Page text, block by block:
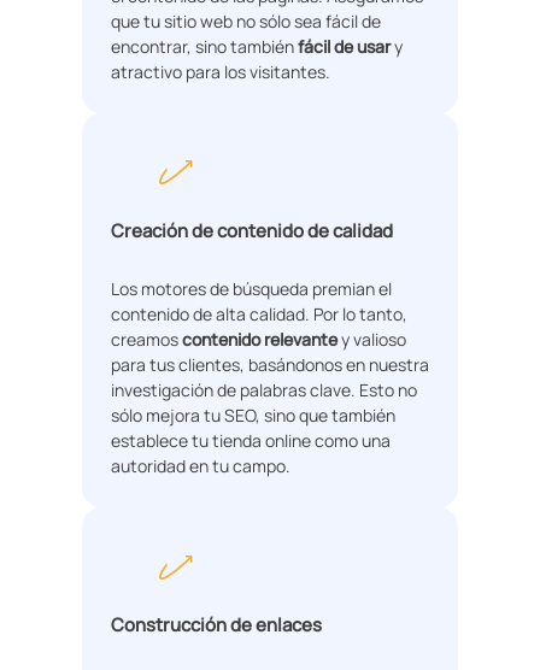
que tu sitio web no sólo sea fácil de
encontrar, sino tambiénfácil de usary
atractivo para los visitantes.
Creación de contenido de calidad
Los motores de búsqueda premian el
contenido de alta calidad. Por lo tanto,
creamoscontenido relevantey valioso
para tus clientes, basándonos en nuestra
investigación de palabras clave. Esto no
sólo mejora tu SEO, sino que también
establece tu tienda online como una
autoridad en tu campo.
Construcción de enlaces